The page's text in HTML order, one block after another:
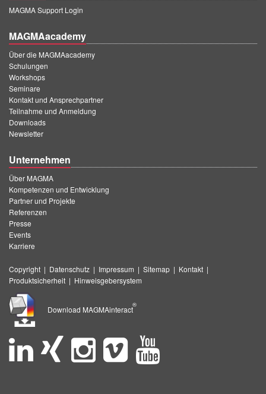
MAGMA Support Login
MAGMAacademy
Über die MAGMAacademy
Schulungen
Workshops
Seminare
Kontakt und Ansprechpartner
Teilnahme und Anmeldung
Downloads
Newsletter
Unternehmen
Über MAGMA
Kompetenzen und Entwicklung
Partner und Projekte
Referenzen
Presse
Events
Karriere
Copyright | Datenschutz | Impressum | Sitemap | Kontakt |
Produktsicherheit | Hinweisgebersystem
Download MAGMAinteract
®